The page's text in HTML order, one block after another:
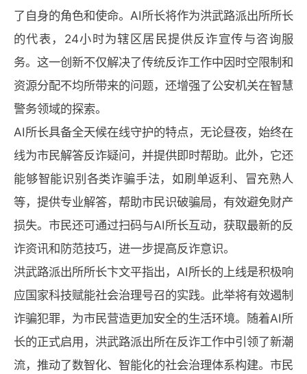
了自身的角色和使命。AI所长将作为洪武路派出所所长
的代表，24小时为辖区居民提供反诈宣传与咨询服
务。这一创新不仅解决了传统反诈工作中因时空限制和
资源分配不均所带来的问题，还增强了公安机关在智慧
警务领域的探索。
AI所长具备全天候在线守护的特点，无论昼夜，始终在
线为市民解答反诈疑问，并提供即时帮助。此外，它还
能够智能识别各类诈骗手法，如刷单返利、冒充熟人
等，提供专业解答，帮助市民识破骗局，有效避免财产
损失。市民还可通过扫码与AI所长互动，获取最新的反
诈资讯和防范技巧，进一步提高反诈意识。
洪武路派出所所长卞文平指出，AI所长的上线是积极响
应国家科技赋能社会治理号召的实践。此举将有效遏制
诈骗犯罪，为市民营造更加安全的生活环境。随着AI所
长的正式启用，洪武路派出所在反诈工作中引领了新潮
流，推动了数智化、智能化的社会治理体系构建。市民